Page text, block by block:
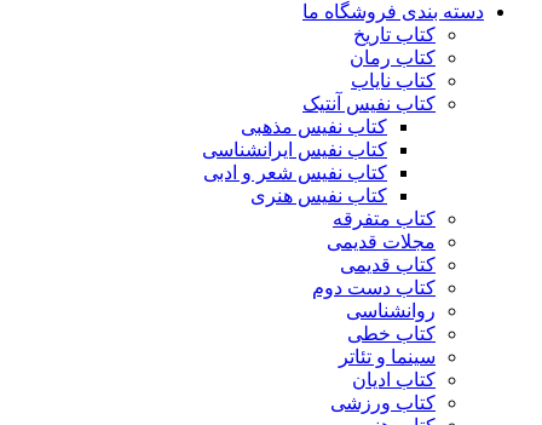
دسته بندی فروشگاه ما
کتاب تاریخ
کتاب رمان
کتاب نایاب
کتاب نفیس آنتیک
کتاب نفیس مذهبی
کتاب نفیس ایرانشناسی
کتاب نفیس شعر و ادبی
کتاب نفیس هنری
کتاب متفرقه
مجلات قدیمی
کتاب قدیمی
کتاب دست دوم
روانشناسی
کتاب خطی
سینما و تئاتر
کتاب ادیان
کتاب ورزشی